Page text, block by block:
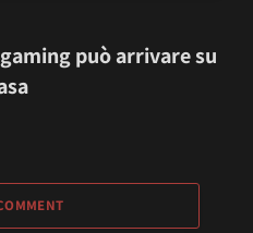
può arrivare su